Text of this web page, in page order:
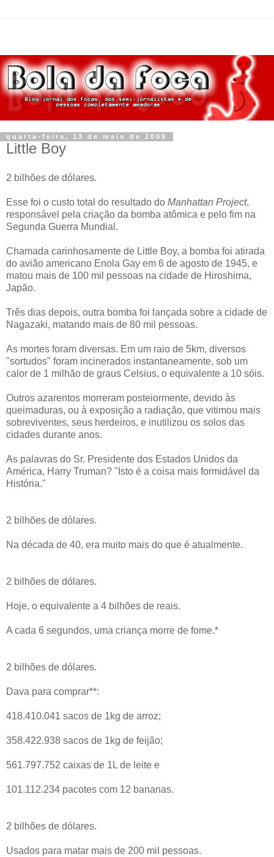
quarta-feira, 13 de maio de 2009
Little Boy
2 bilhões de dólares.
Esse foi o custo total do resultado do Manhattan Project,
responsável pela criação da bomba atômica e pelo fim na
Segunda Guerra Mundial.
Chamada carinhosamente de Little Boy, a bomba foi atirada
do avião americano Enola Gay em 6 de agosto de 1945, e
matou mais de 100 mil pessoas na cidade de Hiroshima,
Japão.
Três dias depois, outra bomba foi lançada sobre a cidade de
Nagazaki, matando mais de 80 mil pessoas.
As mortes foram diversas. Em um raio de 5km, diversos
"sortudos" foram incinerados instantaneamente, sob um
calor de 1 milhão de graus Celsius, o equivalente a 10 sóis.
Outros azarentos morreram posteiormente, devido às
queimaduras, ou à exposição a radiação, que vitimou mais
sobreviventes, seus herdeiros, e inutilizou os solos das
cidades durante anos.
As palavras do Sr. Presidente dos Estados Unidos da
América, Harry Truman? "Isto é a coisa mais formidável da
História."
2 bilhões de dólares.
Na década de 40, era muito mais do que é atualmente.
2 bilhões de dólares.
Hoje, o equivalente a 4 bilhões de reais.
A cada 6 segundos, uma criança morre de fome.*
2 bilhões de dólares.
Dava para comprar**:
418.410.041 sacos de 1kg de arroz;
358.422.938 sacos de 1kg de feijão;
561.797.752 caixas de 1L de leite e
101.112.234 pacotes com 12 bananas.
2 bilhões de dólares.
Usados para matar mais de 200 mil pessoas.